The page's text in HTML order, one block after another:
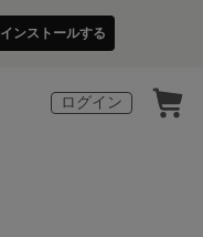
インストールする
ログイン